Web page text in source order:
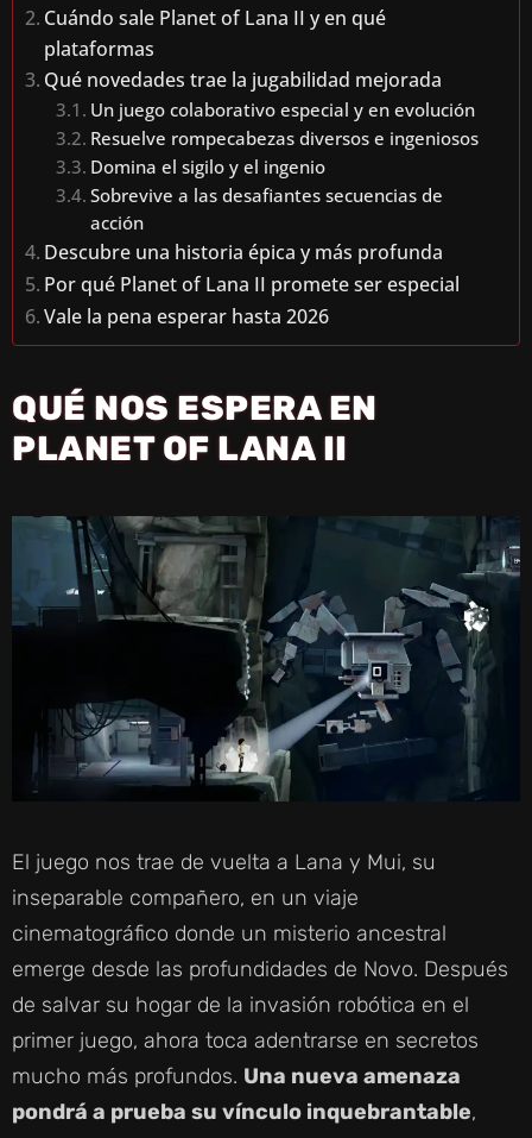
Cuándo sale Planet of Lana II y en qué
plataformas
Qué novedades trae la jugabilidad mejorada
Un juego colaborativo especial y en evolución
Resuelve rompecabezas diversos e ingeniosos
Domina el sigilo y el ingenio
Sobrevive a las desafiantes secuencias de
acción
Descubre una historia épica y más profunda
Por qué Planet of Lana II promete ser especial
Vale la pena esperar hasta 2026
QUÉ NOS ESPERA EN
PLANET OF LANA II
El juego nos trae de vuelta a Lana y Mui, su
inseparable compañero, en un viaje
cinematográfico donde un misterio ancestral
emerge desde las profundidades de Novo. Después
de salvar su hogar de la invasión robótica en el
primer juego, ahora toca adentrarse en secretos
mucho más profundos. Una nueva amenaza
pondrá a prueba su vínculo inquebrantable,